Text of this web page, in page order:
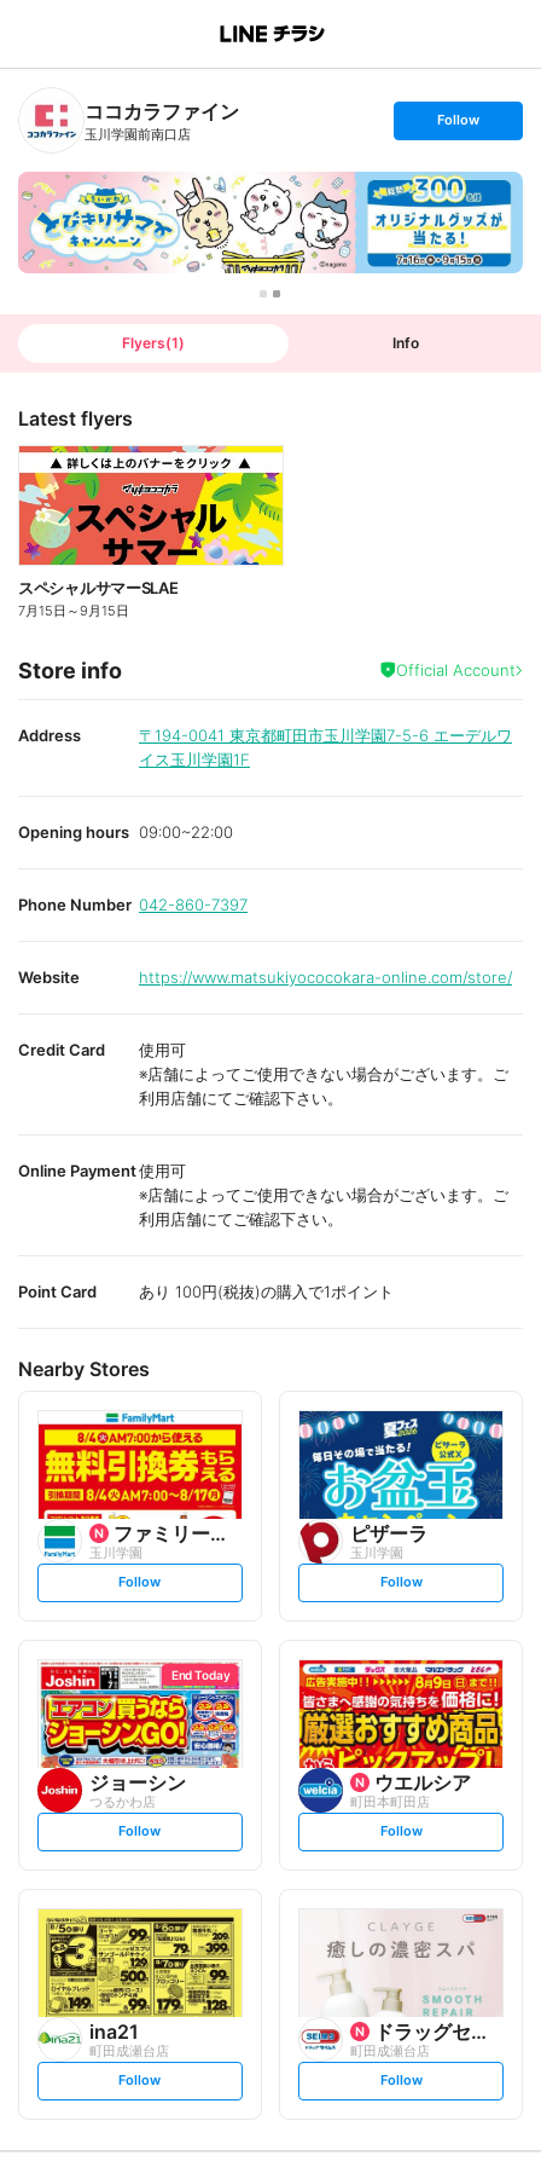
B
n
T
ココカラファイン
玉川学園前南口店
s
t
o
l
l
o
w
Follow
Flyers(1) Info
Latest flyers
スペシャルサマーSLAE
7月15日 ～9月15日
Store info Official Account
Address 〒194-0041 東京都町田市玉川学園7-5-6 エーデルワ
イス玉川学園1F
Opening hours 09:00~22:00
Phone Number 042-860-7397
Website https://www.matsukiyococokara-online.com/store/
Credit Card
使用可
※店舗によってご使用できない場合がございます。ご
利用店舗にてご確認下さい。
Online Payment使用可
※店舗によってご使用できない場合がございます。ご
利用店舗にてご確認下さい。
Point Card あり 100円(税抜)の購入で1ポイント
Nearby Stores
ファミリーマート
玉川学園
s
t
l
o
w
Follow
ピザーラ
玉川学園
s
t
l
o
w
Follow
End Today
ジョーシン
つるかわ店
s
t
l
o
w
Follow
ウエルシア
町田本町田店
s
t
l
o
w
Follow
ina21
町田成瀬台店
s
t
Follow
ドラッグセイムス
町田成瀬台店
s
t
Follow